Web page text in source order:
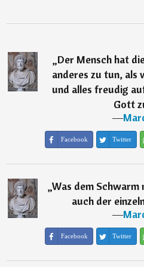
„Der Mensch hat
anderes zu tun, als
und alles freudig
Gott
―
Facebook Twitter
„Was dem
auch der
―
Facebook Twitter